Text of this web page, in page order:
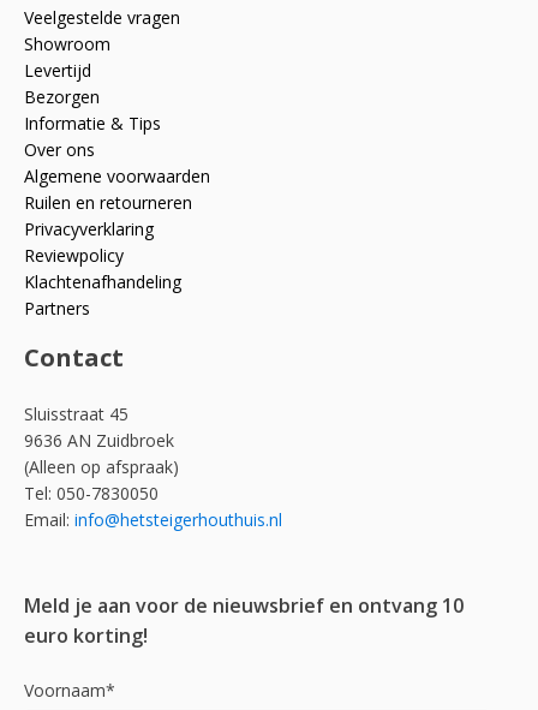
Veelgestelde vragen
Showroom
Levertijd
Bezorgen
Informatie & Tips
Over ons
Algemene voorwaarden
Ruilen en retourneren
Privacyverklaring
Reviewpolicy
Klachtenafhandeling
Partners
Contact
Sluisstraat 45
9636 AN Zuidbroek
(Alleen op afspraak)
Tel: 050-7830050
Email: info@hetsteigerhouthuis.nl
Meld je aan voor de nieuwsbrief en ontvang 10
euro korting!
Voornaam*